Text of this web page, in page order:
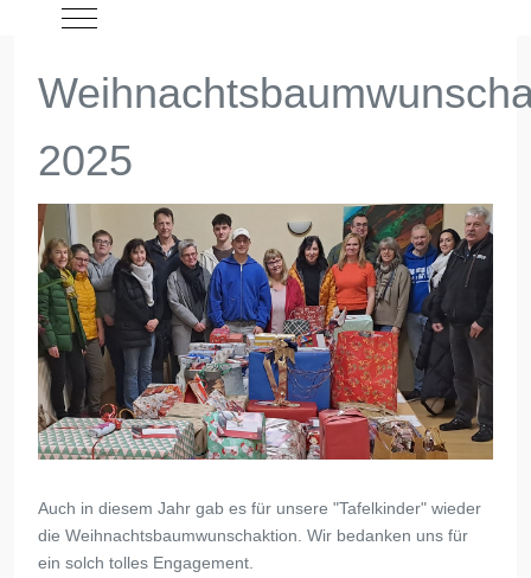
Mobile Menu Toggle
2025
Auch in diesem Jahr gab es für unsere "Tafelkinder" wieder
die Weihnachtsbaumwunschaktion. Wir bedanken uns für
ein solch tolles Engagement.